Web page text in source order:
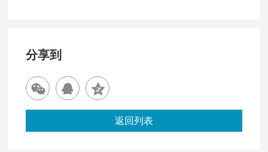
分享到
返回列表